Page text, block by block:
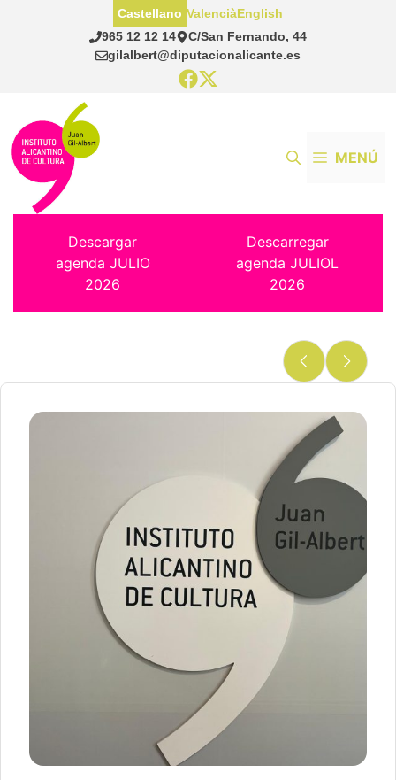
965 12 12 14
C/San Fernando, 44
gilalbert@diputacionalicante.es
Castellano ValenciàEnglish
MENÚ
Descargar
agenda JULIO
2026
Descarregar
agenda JULIOL
2026